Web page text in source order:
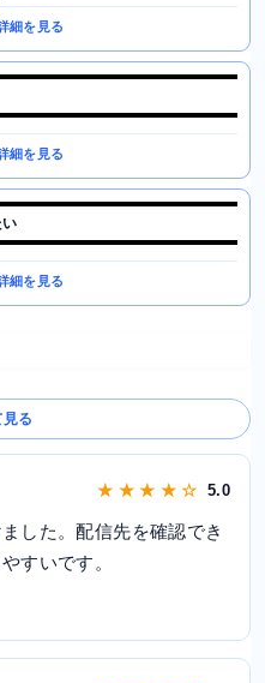
細を見る
細を見る
細を見る
る
★ ★ ★ ★ ☆ 5.0
した。配信先を確認でき
すいです。